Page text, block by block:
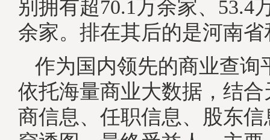
别拥有超70.1万余家、53.4
余家。排在其后的是河南
作为国内领先的商业查询
依托海量商业大数据，结
商信息、任职信息、股东